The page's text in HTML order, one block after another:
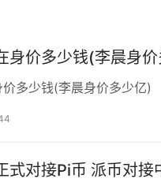
身价多少钱(李晨身
多少钱(李晨身价多少亿)
式对接Pi币 派币对